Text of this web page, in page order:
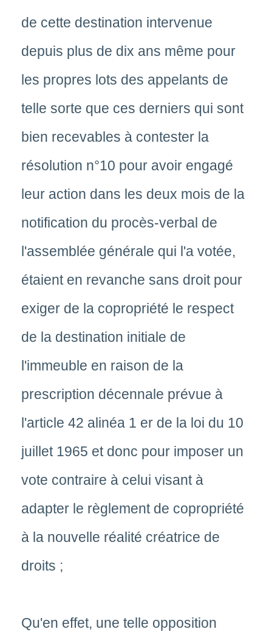
de cette destination intervenue
depuis plus de dix ans même pour
les propres lots des appelants de
telle sorte que ces derniers qui sont
bien recevables à contester la
résolution n°10 pour avoir engagé
leur action dans les deux mois de la
notification du procès-verbal de
l'assemblée générale qui l'a votée,
étaient en revanche sans droit pour
exiger de la copropriété le respect
de la destination initiale de
l'immeuble en raison de la
prescription décennale prévue à
l'article 42 alinéa 1 er de la loi du 10
juillet 1965 et donc pour imposer un
vote contraire à celui visant à
adapter le règlement de copropriété
à la nouvelle réalité créatrice de
droits ;
Qu'en effet, une telle opposition